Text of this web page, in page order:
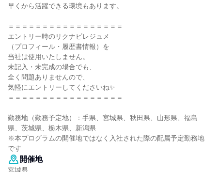
早くから活躍できる環境もあります。
＝＝＝＝＝＝＝＝＝＝＝＝＝＝＝＝＝
エントリー時のリクナビレジュメ
（プロフィール・履歴書情報）を
当社は使用いたしません。
未記入・未完成の場合でも、
全く問題ありませんので、
気軽にエントリーしてくださいね✨
＝＝＝＝＝＝＝＝＝＝＝＝＝＝＝＝＝
勤務地（勤務予定地）：手県、宮城県、秋田県、山形県、福島
県、茨城県、栃木県、新潟県
※本プログラムの開催地ではなく入社された際の配属予定勤務地
です
開催地
宮城県